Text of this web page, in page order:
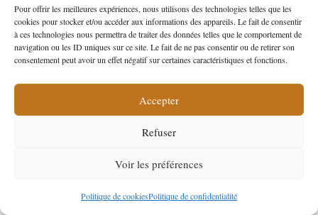
Pour offrir les meilleures expériences, nous utilisons des technologies telles que les
cookies pour stocker et/ou accéder aux informations des appareils. Le fait de consentir
à ces technologies nous permettra de traiter des données telles que le comportement de
navigation ou les ID uniques sur ce site. Le fait de ne pas consentir ou de retirer son
consentement peut avoir un effet négatif sur certaines caractéristiques et fonctions.
Accepter
Refuser
Voir les préférences
Politique de cookiesPolitique de confidentialité
-40%